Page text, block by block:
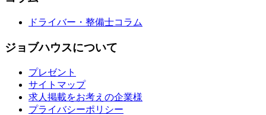
ドライバー・整備士コラム
ジョブハウスについて
プレゼント
サイトマップ
求人掲載をお考えの企業様
プライバシーポリシー